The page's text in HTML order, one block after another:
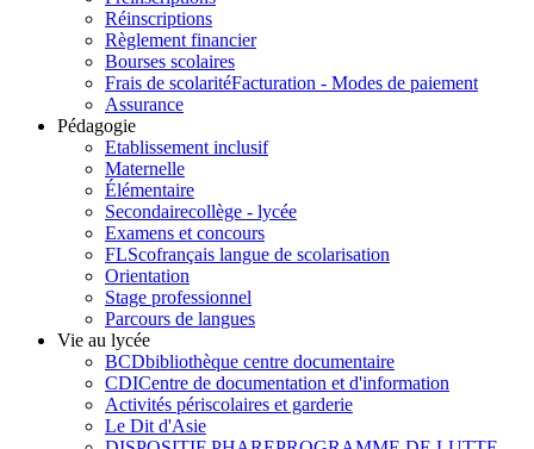
Réinscriptions
Règlement financier
Bourses scolaires
Frais de scolaritéFacturation - Modes de paiement
Assurance
Pédagogie
Etablissement inclusif
Maternelle
Élémentaire
Secondairecollège - lycée
Examens et concours
FLScofrançais langue de scolarisation
Orientation
Stage professionnel
Parcours de langues
Vie au lycée
BCDbibliothèque centre documentaire
CDICentre de documentation et d'information
Activités périscolaires et garderie
Le Dit d'Asie